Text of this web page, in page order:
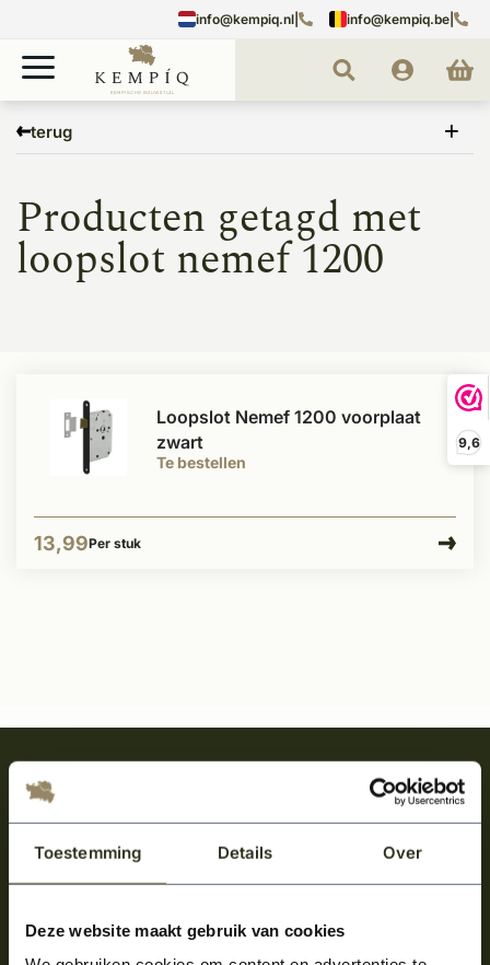
Toestemming Details Over
Deze website maakt gebruik van cookies
9,6
info@kempiq.nl info@kempiq.be
terug
loopslot nemef 1200
Producten getagd met
loopslot nemef 1200
Te bestellen
Loopslot Nemef 1200 voorplaat
zwart
13,99Per stuk
Meld je aan en ontvang het laatste nieuws
over onze kempische bouwstijl!
Aanmelden voor de nieuwsbrief